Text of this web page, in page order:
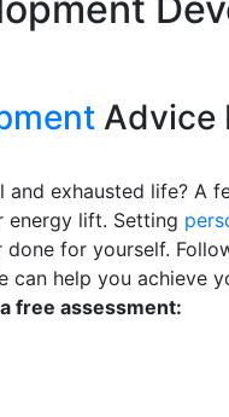
Advice
exhausted life? A
energy lift. Setting
for yourself.
can help you achieve
free assessment: